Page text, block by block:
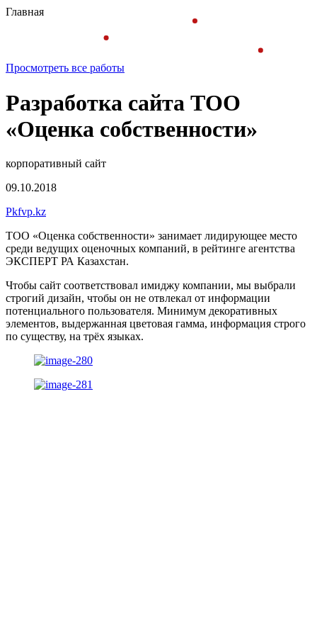
Главная
Просмотреть все работы
Разработка сайта ТОО
«Оценка собственности»
корпоративный сайт
09.10.2018
Pkfvp.kz
ТОО «Оценка собственности» занимает лидирующее место
среди ведущих оценочных компаний, в рейтинге агентства
ЭКСПЕРТ РА Казахстан.
Чтобы сайт соответствовал имиджу компании, мы выбрали
строгий дизайн, чтобы он не отвлекал от информации
потенциального пользователя. Минимум декоративных
элементов, выдержанная цветовая гамма, информация строго
по существу, на трёх языках.